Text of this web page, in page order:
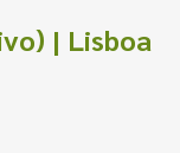
| Lisboa